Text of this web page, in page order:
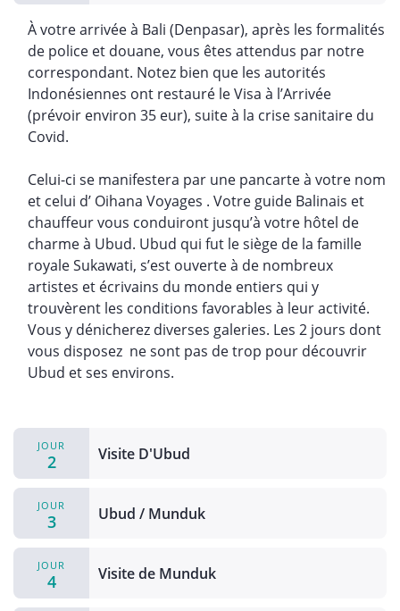
À votre arrivée à Bali (Denpasar), après les formalités
de police et douane, vous êtes attendus par notre
correspondant. Notez bien que les autorités
Indonésiennes ont restauré le Visa à l’Arrivée
(prévoir environ 35 eur), suite à la crise sanitaire du
Covid.
Celui-ci se manifestera par une pancarte à votre nom
et celui d’ Oihana Voyages . Votre guide Balinais et
chauffeur vous conduiront jusqu’à votre hôtel de
charme à Ubud. Ubud qui fut le siège de la famille
royale Sukawati, s’est ouverte à de nombreux
artistes et écrivains du monde entiers qui y
trouvèrent les conditions favorables à leur activité.
Vous y dénicherez diverses galeries. Les 2 jours dont
vous disposez ne sont pas de trop pour découvrir
Ubud et ses environs.
JOUR
2 Visite D'Ubud
JOUR
3 Ubud / Munduk
JOUR
4 Visite de Munduk